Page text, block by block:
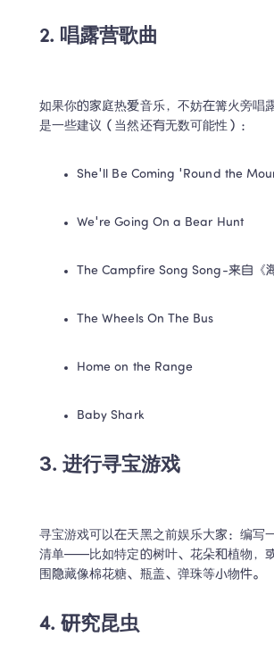
2. 唱露营歌曲
如果你的家庭热爱音乐，不妨在篝火旁唱
是一些建议（当然还有无数可能性）：
She'll Be Coming 'Round the
We're Going On a Bear Hunt
The Campfire Song Song-来自《
The Wheels On The Bus
Home on the Range
Baby Shark
3. 进行寻宝游戏
寻宝游戏可以在天黑之前娱乐大家：编写
清单——比如特定的树叶、花朵和植物，
围隐藏像棉花糖、瓶盖、弹珠等小物件。
4. 研究昆虫